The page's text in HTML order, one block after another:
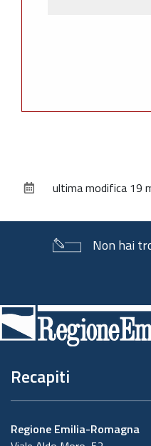
documentoultima modifica 19
Non hai
di
pagina
Recapiti
Regione Emilia-Romagna